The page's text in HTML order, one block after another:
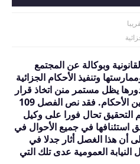
وبوكالة عن المجتمع
وتنفيذ الأحكام الجزائية
يظل مستمر منن اتخاذ قرار
الأحكام. فقد نص الفصل 109
تحال فورا على وكيل
استئنافها في جميع الأحوال في
أن هذا الغصل أثار جدلا في
العمومية عدى تلك التي